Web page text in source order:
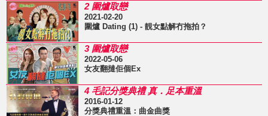
2 圍爐取戀
2021-02-20
圍爐 Dating (1) - 靚女點解冇拖拍？
3 圍爐取戀
2022-05-06
女友翻撻佢個Ex
4 毛記分獎典禮 真．足本重溫
2016-01-12
分獎典禮重溫：曲金曲獎